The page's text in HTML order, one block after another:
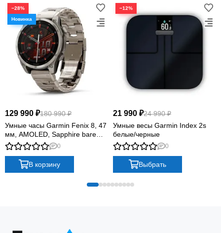
−28%
129 990 ₽180 990 ₽
Умные часы Garmin Fenix 8, 47
мм, AMOLED, Sapphire bare
Titanium, graphite with titanium
band plus graphite silicone band
0
В корзину
−12%
21 990 ₽24 990 ₽
Умные весы Garmin Index 2s
белые/черные
0
Выбрать